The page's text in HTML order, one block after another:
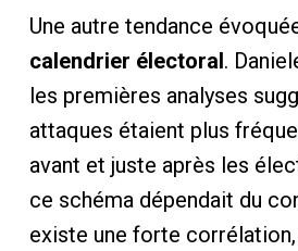
Une autre tendance
calendrier électoral.
les premières analyses
attaques étaient plus
avant et juste après les
ce schéma dépendait du
existe une forte